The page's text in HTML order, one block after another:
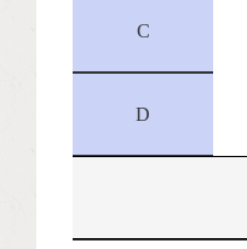
C
D